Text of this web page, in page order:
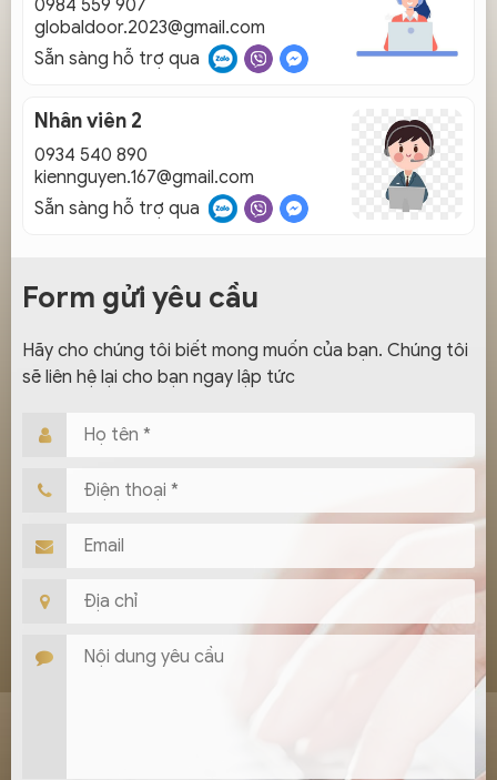
0984 559 907
globaldoor.2023@gmail.com
Sẵn sàng hỗ trợ qua
Nhân viên 2
0934 540 890
kiennguyen.167@gmail.com
Sẵn sàng hỗ trợ qua
Form gửi yêu cầu
Hãy cho chúng tôi biết mong muốn của bạn. Chúng tôi
sẽ liên hệ lại cho bạn ngay lập tức